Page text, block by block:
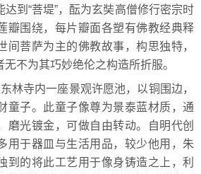
到“菩堤”，酝为玄奘高僧修行密宗时
瓣围绕，每片瓣面各塑有佛教经典释
间菩萨为主的佛教故事，构思独特，
不为其巧妙绝伦之构造所折服。
寺内一座景观许愿池，以铜围边，
童子。此童子像尊为景泰蓝材质，通
磨光镀金，可做自由转动。自明代创
用于器皿与生活用品，较少他用，朱
到的将此工艺用于像身铸造之上，利